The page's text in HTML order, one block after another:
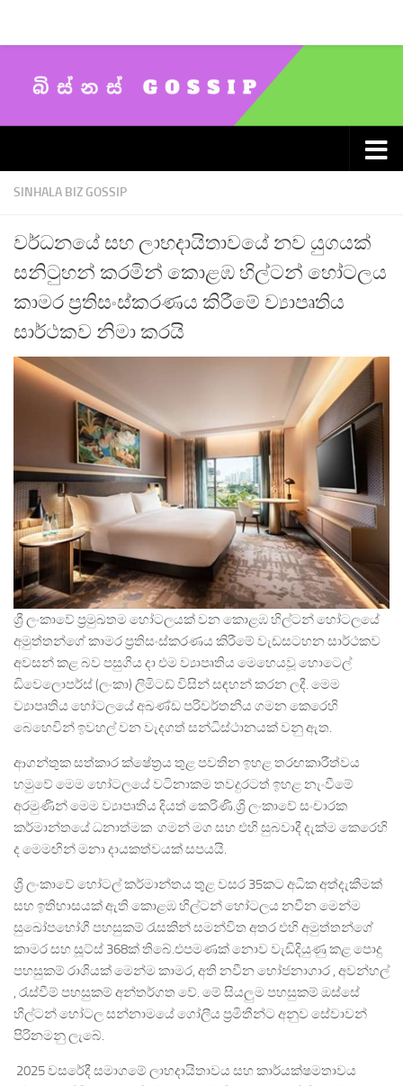
SINHALA BIZ GOSSIP
වර්ධනයේ සහ ලාභදායිතාවයේ නව යුගයක්
සනිටුහන් කරමින් කොළඹ හිල්ටන් හෝටලය
කාමර ප්‍රතිසංස්කරණය කිරීමේ ව්‍යාපෘතිය
සාර්ථකව නිමා කරයි
ශ්‍රී ලංකාවේ ප්‍රමුඛතම හෝටලයක් වන කොළඹ හිල්ටන් හෝටලයේ
අමුත්තන්ගේ කාමර ප්‍රතිසංස්කරණය කිරීමේ වැඩසටහන සාර්ථකව
අවසන් කළ බව පසුගිය දා එම ව්‍යාපෘතිය මෙහෙයවූ හොටෙල්
ඩිවෙලොපර්ස් (ලංකා) ලිමිටඩ් විසින් සඳහන් කරන ලදී. මෙම
ව්‍යාපෘතිය හෝටලයේ අඛණ්ඩ පරිවර්තනීය ගමන කෙරෙහි
බෙහෙවින් ඉවහල් වන වැදගත් සන්ධිස්ථානයක් වනු ඇත.
ආගන්තුක සත්කාර ක්ෂේත්‍රය තුළ පවතින ඉහළ තරඟකාරීත්වය
හමුවේ මෙම හෝටලයේ වටිනාකම තවදුරටත් ඉහළ නැංවීමේ
අරමුණින් මෙම ව්‍යාපෘතිය දියත් කෙරිණි.ශ්‍රි ලංකාවේ සංචාරක
කර්මාන්තයේ ධනාත්මක ගමන් මග සහ එහි සුබවාදී දැක්ම කෙරෙහි
ද මෙමඟින් මනා දායකත්වයක් සපයයි.
ශ්‍රී ලංකාවේ හෝටල් කර්මාන්තය තුළ වසර 35කට අධික අත්දැකීමක්
සහ ඉතිහාසයක් ඇති කොළඹ හිල්ටන් හෝටලය නවීන මෙන්ම
සුඛෝපභෝගී පහසුකම් රැසකින් සමන්විත අතර එහි අමුත්තන්ගේ
කාමර සහ සූට්ස් 368ක් තිබේ.එපමණක් නොව වැඩිදියුණු කළ පොදු
පහසුකම් රාශියක් මෙන්ම කාමර, අති නවීන භෝජනාගාර , අවන්හල්
, රැස්වීම් පහසුකම් අන්තර්ගත වේ. මේ සියලුම පහසුකම් ඔස්සේ
හිල්ටන් හෝටල සන්නාමයේ ගෝලීය ප්‍රමිතීන්ට අනුව සේවාවන්
පිරිනමනු ලැබේ.
2025 වසරේදී සමාගමේ ලාභදායිතාවය සහ කාර්යක්ෂමතාවය